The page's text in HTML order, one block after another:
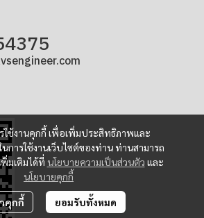
ใช้งานคุกกี้ เพื่อเพิ่มประสิทธิภาพและ
การใช้งานเว็บไซต์ของท่าน ท่านสามารถ
มเติมได้ที่ นโยบายความเป็นส่วนตัว และ
นโยบายคุกกี้
คุกกี้ ยอมรับทั้งหมด